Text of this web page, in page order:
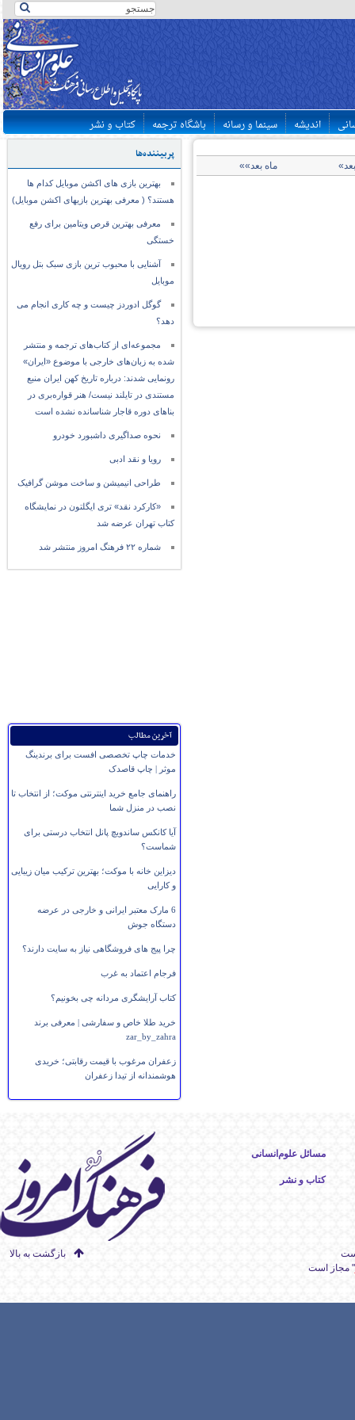
اندیشه سینما و رسانه باشگاه ترجمه کتاب و نشر
پربیننده‌ها
بهترین بازی های اکشن موبایل کدام ها
هستند؟ ( معرفی بهترین بازیهای اکشن موبایل)
معرفی بهترین قرص ویتامین برای رفع
خستگی
آشنایی با محبوب ترین بازی سبک بتل رویال
موبایل
گوگل ادوردز چیست و چه کاری انجام می
دهد؟
مجموعه‌ای از کتاب‌های ترجمه و منتشر
شده به زبان‌های خارجی با موضوع «ایران»
رونمایی شدند: درباره تاریخ کهن ایران منبع
مستندی در تایلند نیست/ هنر قواره‌بری در
بناهای دوره قاجار شناسانده نشده است
نحوه صداگیری داشبورد خودرو
رویا و نقد ادبی
طراحی انیمیشن و ساخت موشن گرافیک
«کارکرد نقد» تری ایگلتون در نمایشگاه
کتاب تهران عرضه شد
شماره ۲۲ فرهنگ امروز منتشر شد
آخرین مطالب
خدمات چاپ تخصصی افست برای برندینگ
موثر | چاپ قاصدک
راهنمای جامع خرید اینترنتی موکت؛ از انتخاب تا
نصب در منزل شما
آیا کانکس ساندویچ پانل انتخاب درستی برای
شماست؟
دیزاین خانه با موکت؛ بهترین ترکیب میان زیبایی
و کارایی
6 مارک معتبر ایرانی و خارجی در عرضه
دستگاه جوش
چرا پیج های فروشگاهی نیاز به سایت دارند؟
فرجام اعتماد به غرب
کتاب آرایشگری مردانه چی بخونیم؟
خرید طلا خاص و سفارشی | معرفی برند
zar_by_zahra
زعفران مرغوب با قیمت رقابتی؛ خریدی
هوشمندانه از تیدا زعفران
ماه بعد»»
مسائل علوم‌انسانی
کتاب و نشر
بازگشت به بالا
" مجاز است